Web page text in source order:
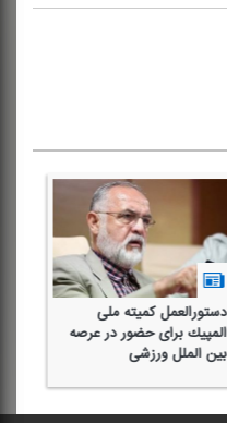
نگاهی به وضعیت فدراسیون
قایقرانی در عرصه بین الملل
ورزشی